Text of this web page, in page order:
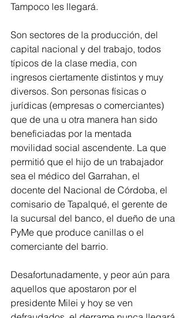
Tampoco les llegará.
Son sectores de la producción, del
capital nacional y del trabajo, todos
típicos de la clase media, con
ingresos ciertamente distintos y muy
diversos. Son personas físicas o
jurídicas (empresas o comerciantes)
que de una u otra manera han sido
beneficiadas por la mentada
movilidad social ascendente. La que
permitió que el hijo de un trabajador
sea el médico del Garrahan, el
docente del Nacional de Córdoba, el
comisario de Tapalqué, el gerente de
la sucursal del banco, el dueño de una
PyMe que produce canillas o el
comerciante del barrio.
Desafortunadamente, y peor aún para
aquellos que apostaron por el
presidente Milei y hoy se ven